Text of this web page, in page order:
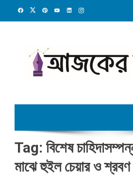
Tag: বিশেষ
মাঝে হুইল চেয়ার ও শ্রবণ